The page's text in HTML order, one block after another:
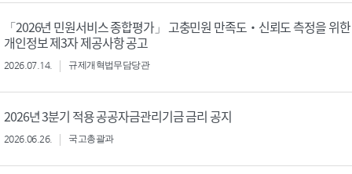
「2026년 민원서비스 종합평가」 고충민원 만족도‧신뢰도 측정을 위한
개인정보 제3자 제공사항 공고
2026.07.14. 규제개혁법무담당관
2026년 3분기 적용 공공자금관리기금 금리 공지
2026.06.26. 국고총괄과